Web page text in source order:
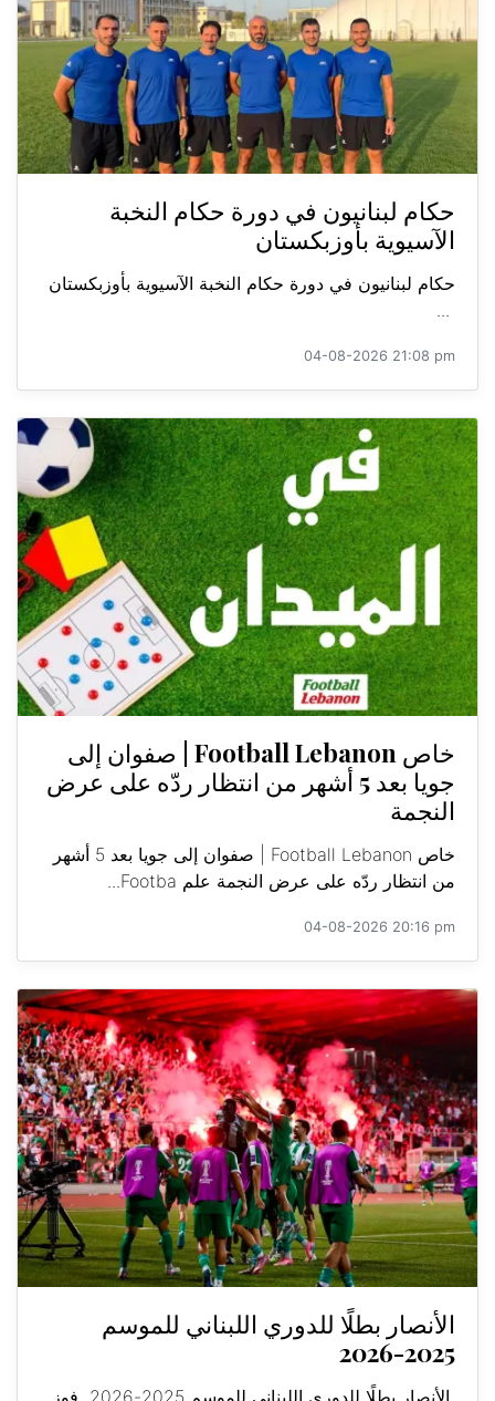
حكام لبنانيون في دورة حكام النخبة
الآسيوية بأوزبكستان
حكام لبنانيون في دورة حكام النخبة الآسيوية بأوزبكستان
...
04-08-2026 21:08 pm
خاص Football Lebanon | صفوان إلى
جويا بعد 5 أشهر من انتظار ردّه على عرض
النجمة
خاص Football Lebanon | صفوان إلى جويا بعد 5 أشهر
من انتظار ردّه على عرض النجمة علم Footba...
04-08-2026 20:16 pm
الأنصار بطلًا للدوري اللبناني للموسم
2025-2026